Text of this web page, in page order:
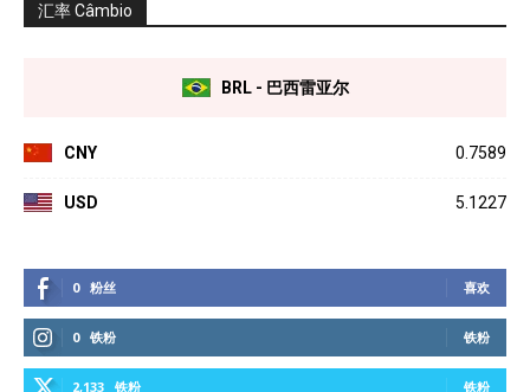
汇率 Câmbio
BRL - 巴西雷亚尔
CNY 0.7589
USD 5.1227
0 粉丝 喜欢
0 铁粉 铁粉
2,133 铁粉 铁粉